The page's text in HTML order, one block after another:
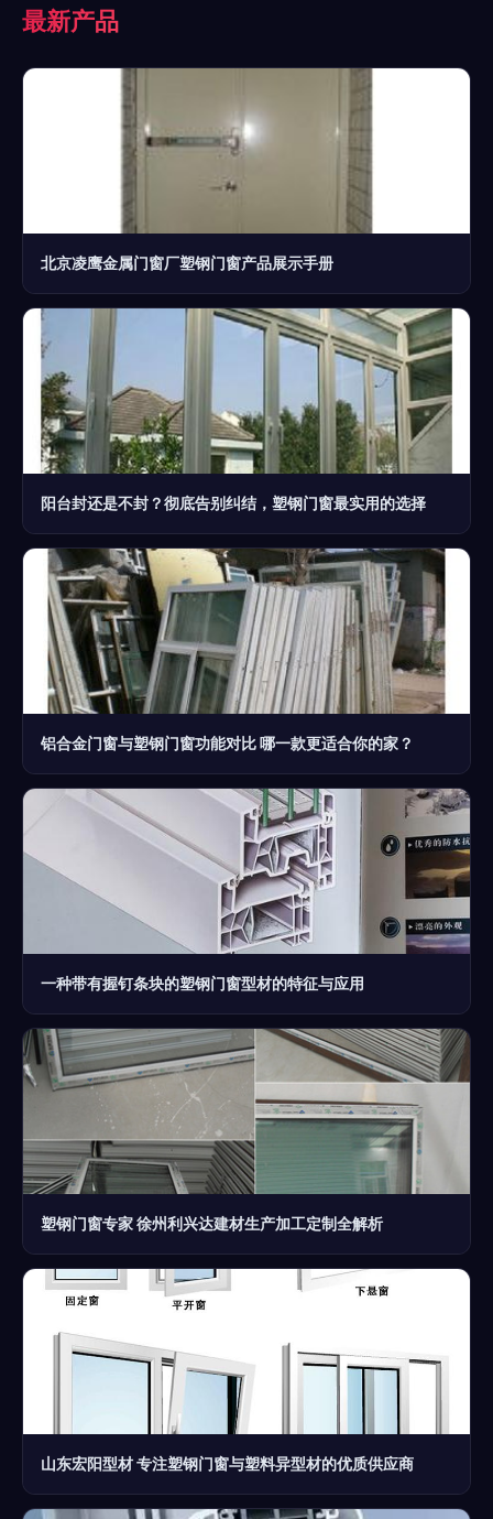
最新产品
北京凌鹰金属门窗厂塑钢门窗产品展示手册
阳台封还是不封？彻底告别纠结，塑钢门窗最实用的选择
铝合金门窗与塑钢门窗功能对比 哪一款更适合你的家？
一种带有握钉条块的塑钢门窗型材的特征与应用
塑钢门窗专家 徐州利兴达建材生产加工定制全解析
山东宏阳型材 专注塑钢门窗与塑料异型材的优质供应商